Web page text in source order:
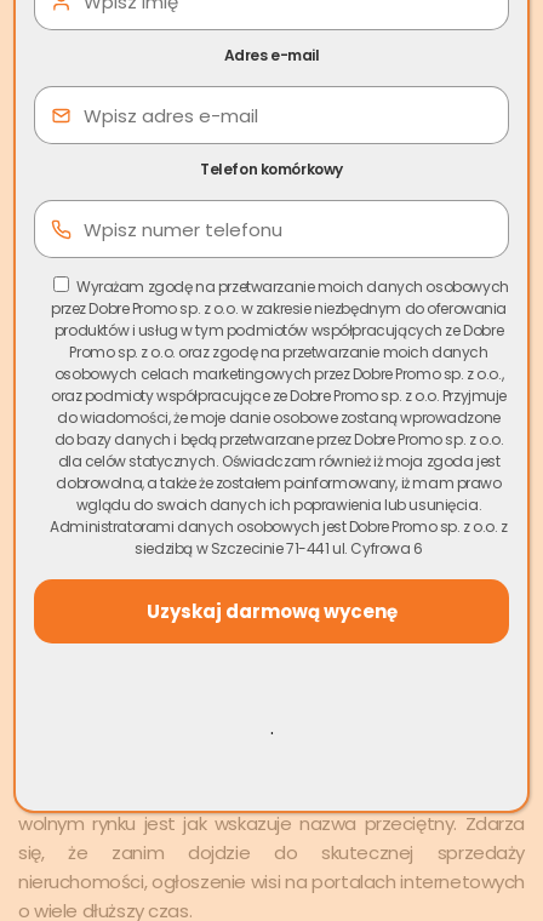
Średni czas sprzedaży
mieszkania na wolnym rynku
Średni czassprzedaży mieszkaniana wolnym rynku w
Polsce wynosi około 4 do 5 miesięcy.Zjawisko to wynika
głównie z rosnących cen nieruchomości, i ograniczonej
zdolności kredytowejnabywców. Wielu potencjalnych
kupców musi uzyskać kredyt hipoteczny, a z uwagi na
rosnące stopy procentowe i zaostrzone wymagania
banków proces ten stał się bardziej wymagający i
czasochłonny. Dla właściciela nieruchomości oznacza to,
że może czekać dłużej na decyzję kredytową nabywcy, co
wolnym rynku jest jak wskazuje nazwa przeciętny. Zdarza
się, że zanim dojdzie do skutecznej sprzedaży
nieruchomości, ogłoszenie wisi na portalach internetowych
o wiele dłuższy czas.
Adres e-mail
Telefon komórkowy
Wyrażam zgodę na przetwarzanie moich danych osobowych
przez Dobre Promo sp. z o.o. w zakresie niezbędnym do oferowania
produktów i usług w tym podmiotów współpracujących ze Dobre
Promo sp. z o.o. oraz zgodę na przetwarzanie moich danych
osobowych celach marketingowych przez Dobre Promo sp. z o.o.,
oraz podmioty współpracujące ze Dobre Promo sp. z o.o. Przyjmuje
do wiadomości, że moje danie osobowe zostaną wprowadzone
do bazy danych i będą przetwarzane przez Dobre Promo sp. z o.o.
dla celów statycznych. Oświadczam również iż moja zgoda jest
dobrowolna, a także że zostałem poinformowany, iż mam prawo
wglądu do swoich danych ich poprawienia lub usunięcia.
Administratorami danych osobowych jest Dobre Promo sp. z o.o. z
siedzibą w Szczecinie 71-441 ul. Cyfrowa 6
.